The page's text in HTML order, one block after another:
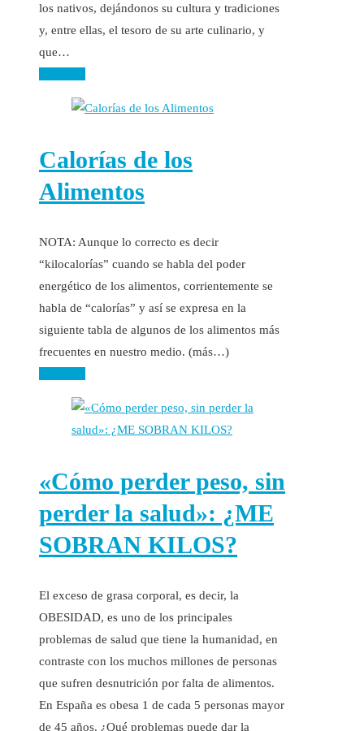
los nativos, dejándonos su cultura y tradiciones
y, entre ellas, el tesoro de su arte culinario, y
que…
Calorías de los
Alimentos
NOTA: Aunque lo correcto es decir
“kilocalorías” cuando se habla del poder
energético de los alimentos, corrientemente se
habla de “calorías” y así se expresa en la
siguiente tabla de algunos de los alimentos más
frecuentes en nuestro medio. (más…)
«Cómo perder peso, sin
perder la salud»: ¿ME
SOBRAN KILOS?
El exceso de grasa corporal, es decir, la
OBESIDAD, es uno de los principales
problemas de salud que tiene la humanidad, en
contraste con los muchos millones de personas
que sufren desnutrición por falta de alimentos.
En España es obesa 1 de cada 5 personas mayor
de 45 años. ¿Qué problemas puede dar la